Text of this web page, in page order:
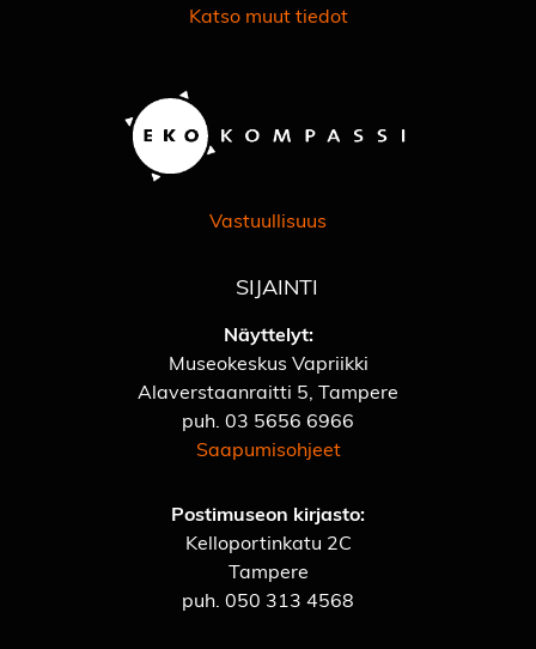
Katso muut tiedot
Vastuullisuus
SIJAINTI
Näyttelyt:
Museokeskus Vapriikki
Alaverstaanraitti 5, Tampere
puh. 03 5656 6966
Saapumisohjeet
Postimuseon kirjasto:
Kelloportinkatu 2C
Tampere
puh. 050 313 4568